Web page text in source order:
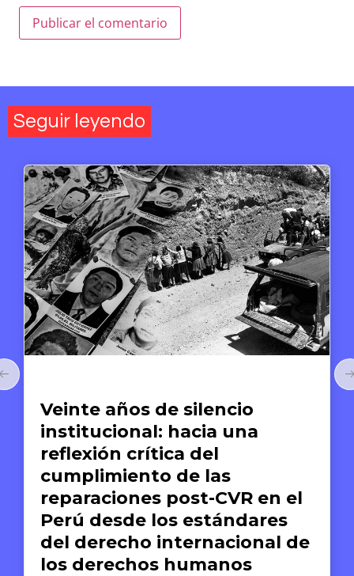
Seguir leyendo
Veinte años de silencio
institucional: hacia una
reflexión crítica del
cumplimiento de las
reparaciones post-CVR en el
Perú desde los estándares
del derecho internacional de
los derechos humanos